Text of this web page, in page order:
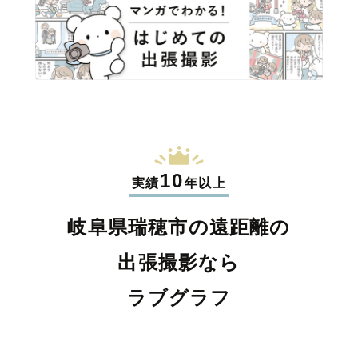
実績10年以上
岐阜県瑞穂市の遠距離の
出張撮影なら
ラブグラフ